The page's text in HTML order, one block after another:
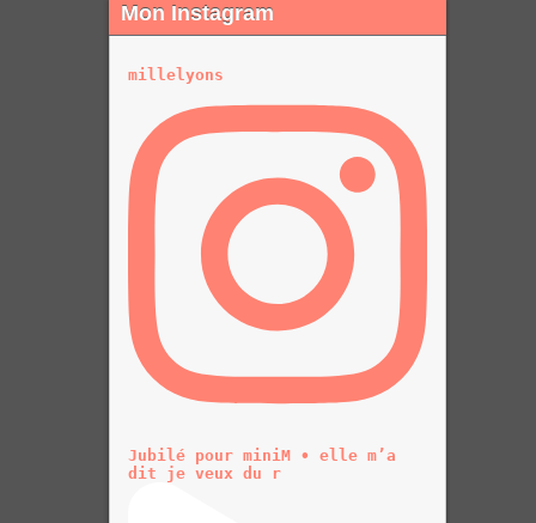
Mon Instagram
millelyons
Jubilé pour miniM • elle m’a
dit je veux du r